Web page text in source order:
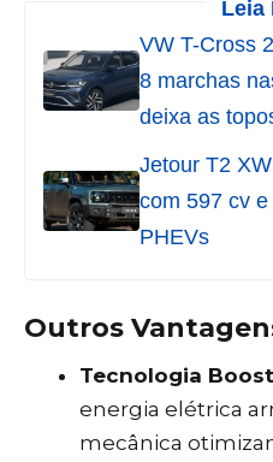
Leia
VW T-Cross
8 marchas
deixa as
Jetour T2
com 597 cv
PHEVs
Outros
Tecnologia
energia elétrica
mecânica